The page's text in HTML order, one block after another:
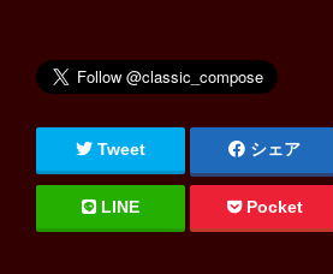
Tweet シェア
LINE Pocket